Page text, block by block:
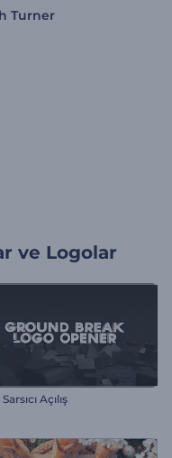
Turner
ve Logolar
Sarsıcı Açılış